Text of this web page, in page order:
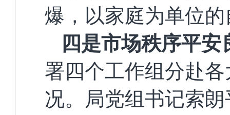
爆， 以家庭为单位的
四是市场秩序平安
署四个工作组分赴各
况。局党组书记索